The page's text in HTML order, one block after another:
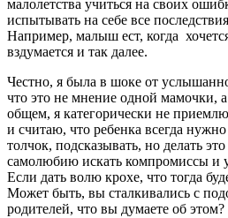
малолетства учиться на своих
испытывать на себе все
Например, малыш ест, когда
вздумается и так далее.
Честно, я была в шоке от
что это не мнение одной мамочки,
общем, я категорически не
и считаю, что ребенка всегда нужно
толчок, подсказывать, но делать
самолюбию искать компромиссы и
Если дать волю крохе, что тогда
Может быть, вы сталкивались с
родителей, что вы думаете об этом?